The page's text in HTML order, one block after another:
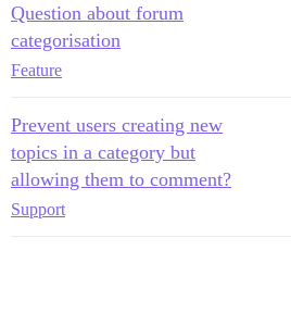
Question about forum
categorisation
Feature
Prevent users creating new
topics in a category but
allowing them to comment?
Support